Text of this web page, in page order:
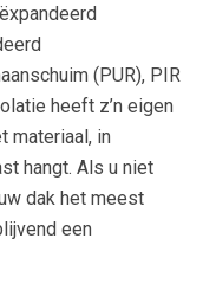
(PUR), PIR
heeft z’n eigen
materiaal, in
hangt. Als u niet
dak het meest
een